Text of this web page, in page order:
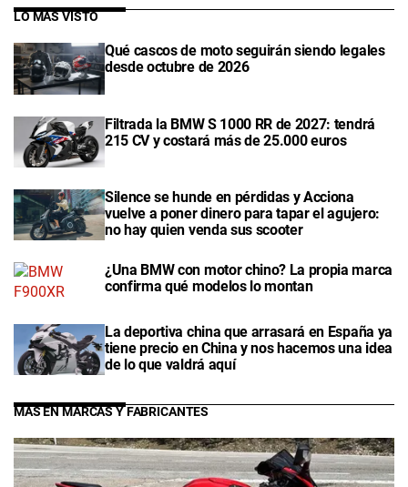
LO MÁS VISTO
Qué cascos de moto seguirán siendo legales
desde octubre de 2026
Filtrada la BMW S 1000 RR de 2027: tendrá
215 CV y costará más de 25.000 euros
Silence se hunde en pérdidas y Acciona
vuelve a poner dinero para tapar el agujero:
no hay quien venda sus scooter
¿Una BMW con motor chino? La propia marca
confirma qué modelos lo montan
La deportiva china que arrasará en España ya
tiene precio en China y nos hacemos una idea
de lo que valdrá aquí
MÁS EN MARCAS Y FABRICANTES